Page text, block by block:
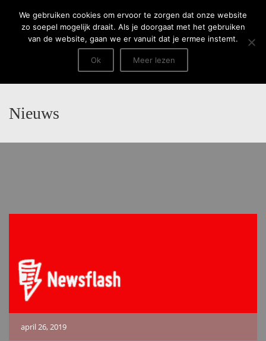
Menu
Nieuws
april 26, 2019
We gebruiken cookies om ervoor te zorgen dat onze website
zo soepel mogelijk draait. Als je doorgaat met het gebruiken
van de website, gaan we er vanuit dat je ermee instemt.
Ok Meer lezen